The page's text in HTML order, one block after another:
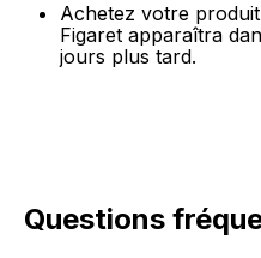
Achetez votre
Figaret apparaîtra
jours plus tard.
Questions